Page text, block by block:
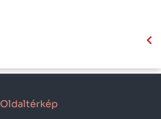
Oldaltérkép